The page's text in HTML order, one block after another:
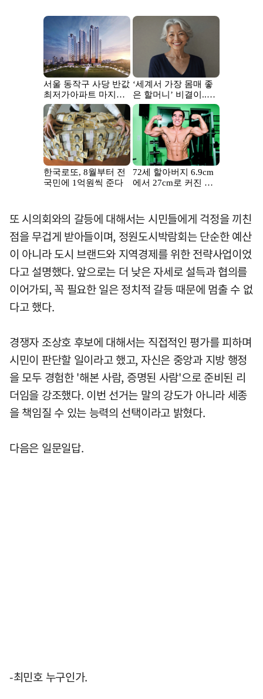
또 시의회와의 갈등에 대해서는 시민들에게 걱정을 끼친
점을 무겁게 받아들이며, 정원도시박람회는 단순한 예산
이 아니라 도시 브랜드와 지역경제를 위한 전략사업이었
다고 설명했다. 앞으로는 더 낮은 자세로 설득과 협의를
이어가되, 꼭 필요한 일은 정치적 갈등 때문에 멈출 수 없
다고 했다.
경쟁자 조상호 후보에 대해서는 직접적인 평가를 피하며
시민이 판단할 일이라고 했고, 자신은 중앙과 지방 행정
을 모두 경험한 '해본 사람, 증명된 사람'으로 준비된 리
더임을 강조했다. 이번 선거는 말의 강도가 아니라 세종
을 책임질 수 있는 능력의 선택이라고 밝혔다.
다음은 일문일답.
-최민호 누구인가.